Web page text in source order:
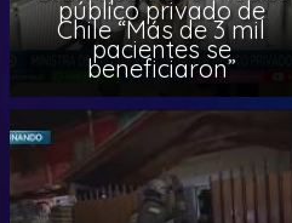
público privado de
Chile “Más de 3 mil
pacientes se
beneficiaron”